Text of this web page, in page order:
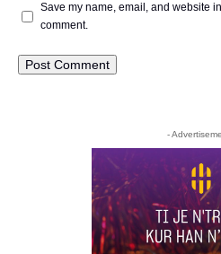
Save my name, email, and website
comment.
-